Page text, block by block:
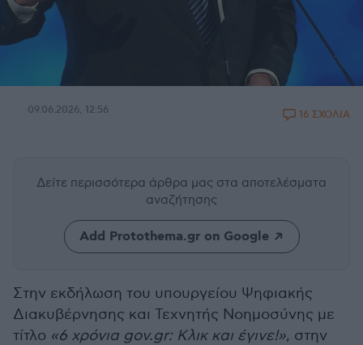
09.06.2026, 12:56 16 ΣΧΟΛΙΑ
Δείτε περισσότερα άρθρα μας στα αποτελέσματα
αναζήτησης
Add Protothema.gr on Google
Στην εκδήλωση του υπουργείου Ψηφιακής
Διακυβέρνησης και Τεχνητής Νοημοσύνης με
τίτλο «6 χρόνια gov.gr: Κλικ και έγινε!», στην